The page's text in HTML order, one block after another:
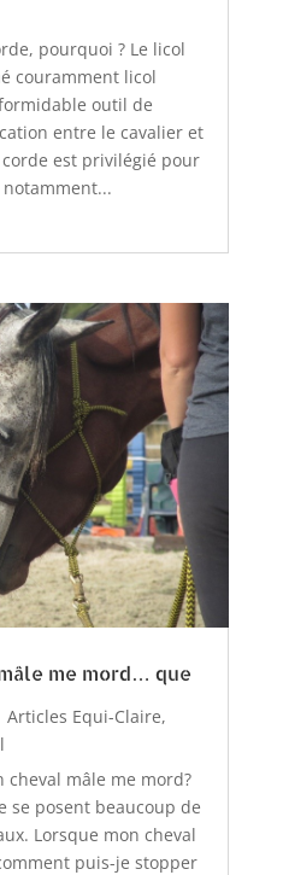
pourquoi ? Le licol
couramment licol
outil de
entre le cavalier et
est privilégié pour
me mord… que
Articles Equi-Claire,
mâle me mord?
se posent beaucoup de
Lorsque mon cheval
puis-je stopper